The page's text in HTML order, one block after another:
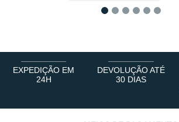
EXPEDIÇÃO EM
24H
DEVOLUÇÃO ATÉ
30 DIAS